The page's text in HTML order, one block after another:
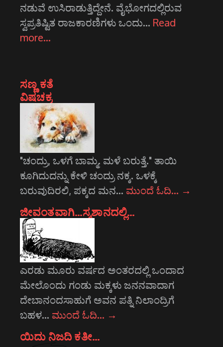
ನಡುವೆ ಉಸಿರಾಡುತ್ತಿದ್ದೇನೆ. ವೈಭೋಗದಲ್ಲಿರುವ
ಸ್ವಪ್ರತಿಷ್ಟಿತ ರಾಜಕಾರಣಿಗಳು ಒಂದು… Read
more…
ಸಣ್ಣ ಕತೆ
ವಿಷಚಕ್ರ
"ಚಂದ್ರು, ಒಳಗೆ ಬಾಮ್ಮ. ಮಳೆ ಬರುತ್ತೆ." ತಾಯಿ
ಕೂಗಿದುದನ್ನು ಕೇಳಿ ಚಂದ್ರು ನಕ್ಕ. ಒಳಕ್ಕೆ
ಬರುವುದಿರಲಿ, ಪಕ್ಕದ ಮನ… ಮುಂದೆ ಓದಿ… →
ಜೀವಂತವಾಗಿ…ಸ್ಮಶಾನದಲ್ಲಿ…
ಎರಡು ಮೂರು ವರ್ಷದ ಅಂತರದಲ್ಲಿ ಒಂದಾದ
ಮೇಲೊಂದು ಗಂಡು ಮಕ್ಕಳು ಜನನವಾದಾಗ
ದೇಬಾನಂದಸಾಹುಗೆ ಅವನ ಪತ್ನಿ ನಿಲಾಂದ್ರಿಗೆ
ಬಹಳ… ಮುಂದೆ ಓದಿ… →
ಯಿದು ನಿಜದಿ ಕತೀ…